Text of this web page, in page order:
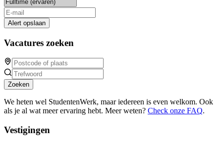
Alert opslaan
Vacatures zoeken
Zoeken
We heten wel StudentenWerk, maar iedereen is even welkom. Ook
als je al wat meer ervaring hebt. Meer weten? Check onze FAQ.
Vestigingen